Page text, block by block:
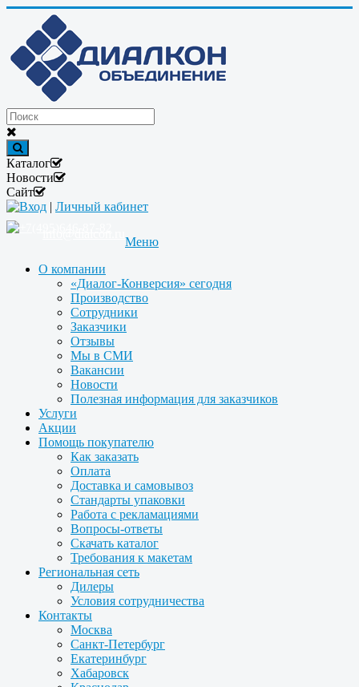
Каталог
Новости
Сайт
Вход | Личный кабинет
Меню
О компании
«Диалог-Конверсия» сегодня
Производство
Сотрудники
Заказчики
Отзывы
Мы в СМИ
Вакансии
Новости
Полезная информация для заказчиков
Услуги
Акции
Помощь покупателю
Как заказать
Оплата
Доставка и самовывоз
Стандарты упаковки
Работа с рекламациями
Вопросы-ответы
Скачать каталог
Требования к макетам
Региональная сеть
Дилеры
Условия сотрудничества
Контакты
Москва
Санкт-Петербург
Екатеринбург
Хабаровск